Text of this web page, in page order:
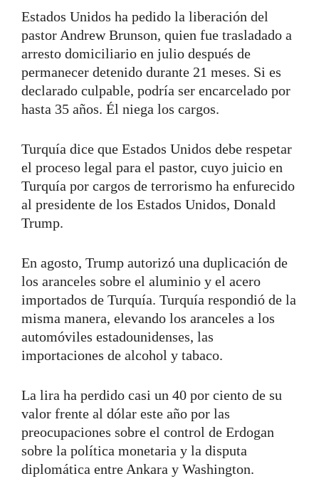
Estados Unidos ha pedido la liberación del
pastor Andrew Brunson, quien fue trasladado a
arresto domiciliario en julio después de
permanecer detenido durante 21 meses. Si es
declarado culpable, podría ser encarcelado por
hasta 35 años. Él niega los cargos.
Turquía dice que Estados Unidos debe respetar
el proceso legal para el pastor, cuyo juicio en
Turquía por cargos de terrorismo ha enfurecido
al presidente de los Estados Unidos, Donald
Trump.
En agosto, Trump autorizó una duplicación de
los aranceles sobre el aluminio y el acero
importados de Turquía. Turquía respondió de la
misma manera, elevando los aranceles a los
automóviles estadounidenses, las
importaciones de alcohol y tabaco.
La lira ha perdido casi un 40 por ciento de su
valor frente al dólar este año por las
preocupaciones sobre el control de Erdogan
sobre la política monetaria y la disputa
diplomática entre Ankara y Washington.